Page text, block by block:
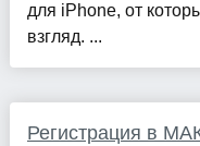
для iPhone, от
взгляд. ...
Регистрация в